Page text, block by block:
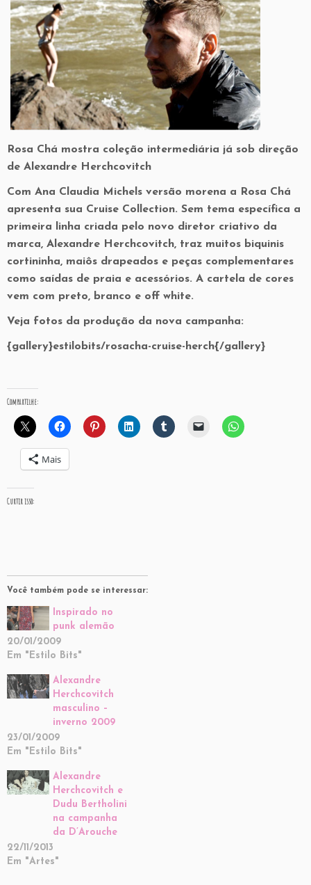
Rosa Chá mostra coleção intermediária já sob direção
de Alexandre Herchcovitch
Com Ana Claudia Michels versão morena a Rosa Chá
apresenta sua Cruise Collection. Sem tema específica a
primeira linha criada pelo novo diretor criativo da
marca, Alexandre Herchcovitch, traz muitos biquinis
cortininha, maiôs drapeados e peças complementares
como saídas de praia e acessórios. A cartela de cores
vem com preto, branco e off white.
Veja fotos da produção da nova campanha:
{gallery}estilobits/rosacha-cruise-herch{/gallery}
Compartilhe:
Mais
Curtir isso:
Você também pode se interessar:
Inspirado no
punk alemão
20/01/2009
Em "Estilo Bits"
Alexandre
Herchcovitch
masculino –
inverno 2009
23/01/2009
Em "Estilo Bits"
Alexandre
Herchcovitch e
Dudu Bertholini
na campanha
da D’Arouche
22/11/2013
Em "Artes"